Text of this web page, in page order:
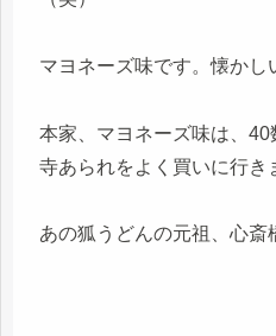
マヨネーズ味です。懐かし
本家、マヨネーズ味は、
寺あられをよく買いに行き
あの狐うどんの元祖、心斎